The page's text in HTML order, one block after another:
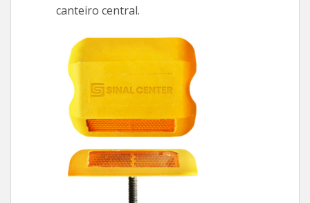
canteiro central.